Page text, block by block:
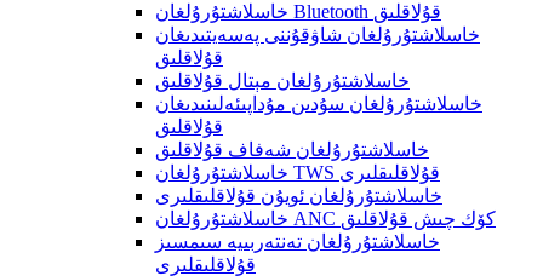
خاسلاشتۇرۇلغان Bluetooth قۇلاقلىق
خاسلاشتۇرۇلغان شاۋقۇننى پەسەيتىدىغان
قۇلاقلىق
خاسلاشتۇرۇلغان مېتال قۇلاقلىق
خاسلاشتۇرۇلغان سۇدىن مۇداپىئەلىنىدىغان
قۇلاقلىق
خاسلاشتۇرۇلغان شەفاف قۇلاقلىق
خاسلاشتۇرۇلغان TWS قۇلاقلىقلىرى
خاسلاشتۇرۇلغان ئويۇن قۇلاقلىقلىرى
خاسلاشتۇرۇلغان ANC كۆك چىش قۇلاقلىق
خاسلاشتۇرۇلغان تەنتەربىيە سىمسىز
قۇلاقلىقلىرى